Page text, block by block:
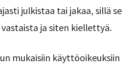
julkistaa tai jakaa, sillä se
ja siten kiellettyä.
mukaisiin käyttöoikeuksiin